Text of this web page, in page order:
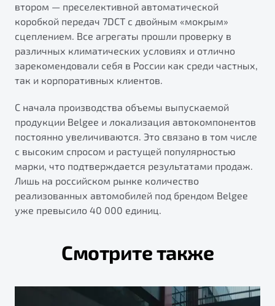
втором — преселективной автоматической
коробкой передач 7DCT с двойным «мокрым»
сцеплением. Все агрегаты прошли проверку в
различных климатических условиях и отлично
зарекомендовали себя в России как среди частных,
так и корпоративных клиентов.
С начала производства объемы выпускаемой
продукции Belgee и локализация автокомпонентов
постоянно увеличиваются. Это связано в том числе
с высоким спросом и растущей популярностью
марки, что подтверждается результатами продаж.
Лишь на российском рынке количество
реализованных автомобилей под брендом Belgee
уже превысило 40 000 единиц.
Смотрите также